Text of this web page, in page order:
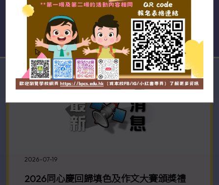
2026-07-19
2026同心慶回歸填色及作文大賽頒獎禮